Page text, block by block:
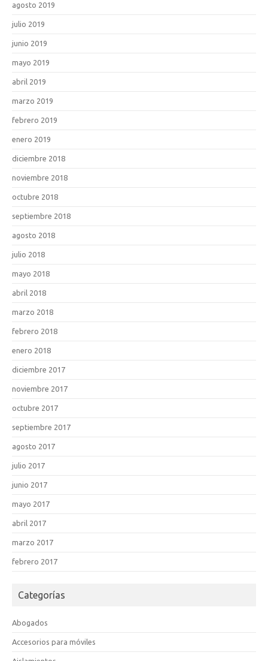
agosto 2019
julio 2019
junio 2019
mayo 2019
abril 2019
marzo 2019
febrero 2019
enero 2019
diciembre 2018
noviembre 2018
octubre 2018
septiembre 2018
agosto 2018
julio 2018
mayo 2018
abril 2018
marzo 2018
febrero 2018
enero 2018
diciembre 2017
noviembre 2017
octubre 2017
septiembre 2017
agosto 2017
julio 2017
junio 2017
mayo 2017
abril 2017
marzo 2017
febrero 2017
Categorías
Abogados
Accesorios para móviles